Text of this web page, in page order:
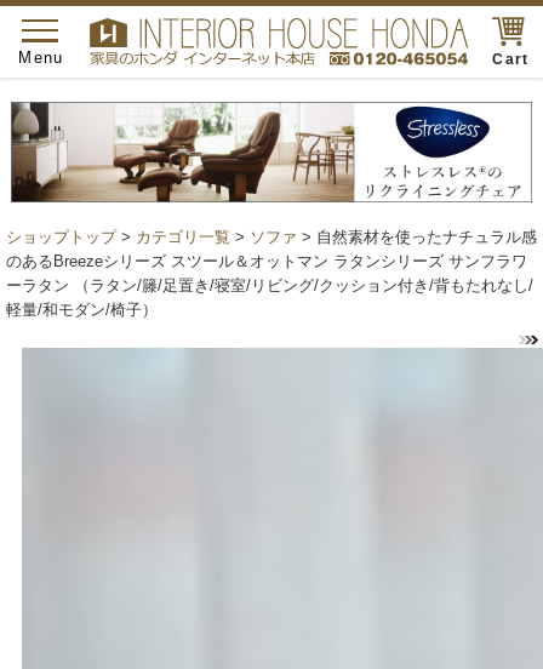
Cart
toggle
navigation
Menu
ショップトップ> カテゴリ一覧 > ソファ > 自然素材を使ったナチュラル感
のあるBreezeシリーズ スツール＆オットマン ラタンシリーズ サンフラワ
ーラタン （ラタン/籐/足置き/寝室/リビング/クッション付き/背もたれなし/
軽量/和モダン/椅子）